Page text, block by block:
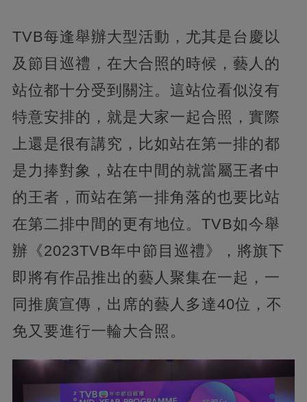
TVB每逢舉辦大型活動，尤其是台慶以
及節目巡禮，在大合照的時候，藝人的
站位都十分受到關注。這站位看似沒有
特意安排的，就是大家一起合照，實際
上還是很有講究， 比如站在第一排的都
是力捧對象，站在中間的就當屬王者中
的王者，而站在第一排角落的也要比站
在第二排中間的更有地位。TVB如今舉
辦《2023TVB年中節目巡禮》，將旗下
即將有作品推出的藝人聚集在一起， 一
同推廣宣傳，出席的藝人多達40位，不
免又要進行一輪大合照。